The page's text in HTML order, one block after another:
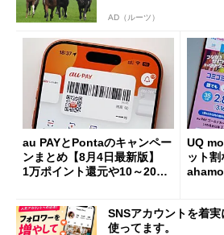
AD（ルーツ）
au PAYとPontaのキャンペー
ンまとめ【8月4日最新版】
1万ポイント還元や10～20％
UQ
ット
SNSアカウントを着
使ってます。